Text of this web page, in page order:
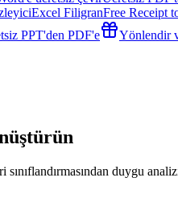
Excel FiligranFree Receipt
PPT'den PDF'e Yönlendir
duygu